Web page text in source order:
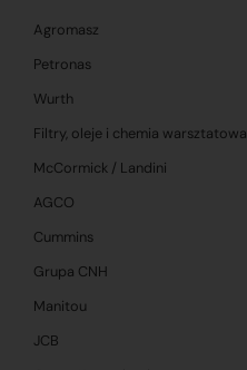
Agromasz
Petronas
Wurth
Filtry, oleje i chemia warsztatowa
McCormick / Landini
AGCO
Cummins
Grupa CNH
Manitou
JCB